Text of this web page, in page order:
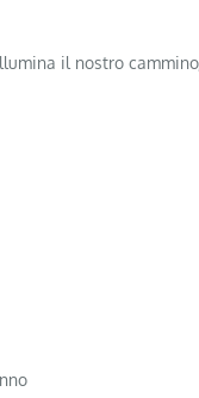
il nostro